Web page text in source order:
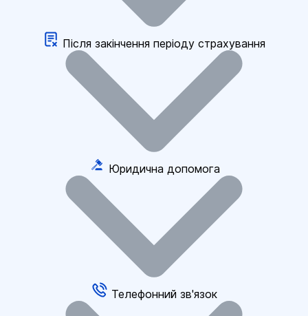
Після закінчення періоду страхування
Юридична допомога
Телефонний зв'язок